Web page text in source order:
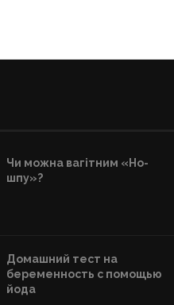
Чи можна вагітним «Но-
шпу»?
Домашний тест на
беременность с помощью
йода